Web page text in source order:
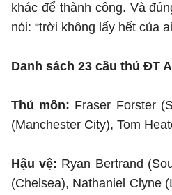
khác để thành công. Và
nói: “trời không lấy hết của
Danh sách 23 cầu thủ ĐT
Thủ môn: Fraser Forster
(Manchester City), Tom
Hậu vệ: Ryan Bertrand
(Chelsea), Nathaniel Clyne